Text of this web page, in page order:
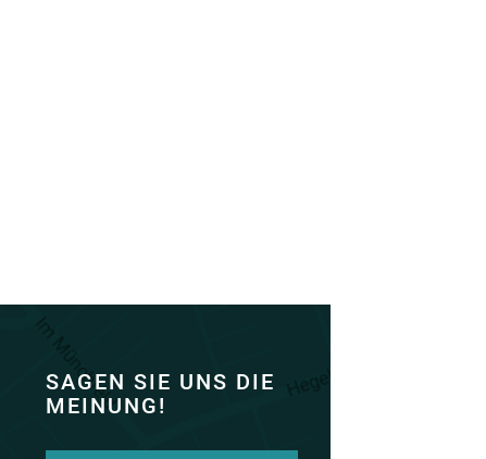
SAGEN SIE UNS DIE
MEINUNG!